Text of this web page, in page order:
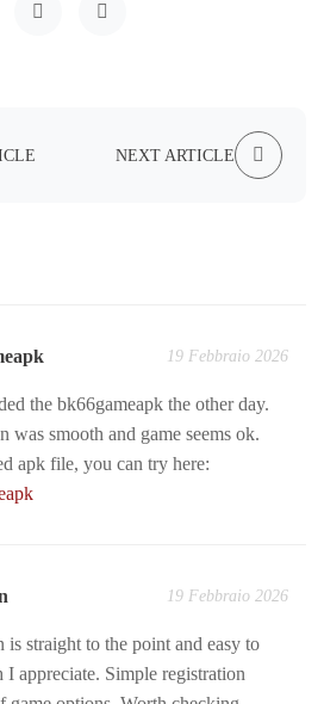
NEXT ARTICLE
19 Febbraio 2026
the bk66gameapk the other day.
was smooth and game seems ok.
apk file, you can try here:
19 Febbraio 2026
is straight to the point and easy to
I appreciate. Simple registration